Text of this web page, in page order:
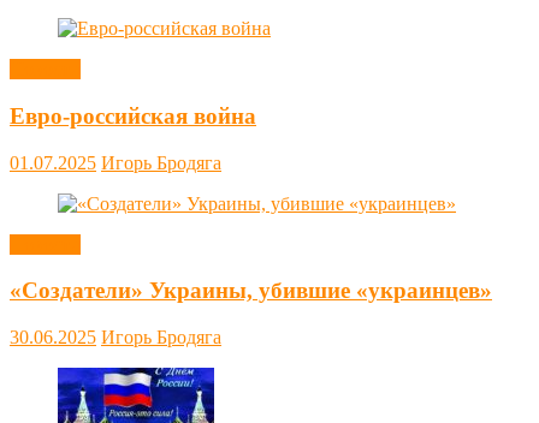
Евро-российская война
01.07.2025 Игорь Бродяга
«Создатели» Украины, убившие «украинцев»
30.06.2025 Игорь Бродяга